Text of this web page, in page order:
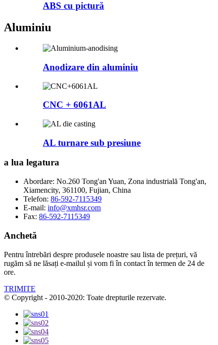
ABS cu pictură
Aluminiu
Anodizare din aluminiu
CNC + 6061AL
AL turnare sub presiune
a lua legatura
Abordare: No.260 Tong'an Yuan, Zona industrială Tong'an,
Xiamencity, 361100, Fujian, China
Telefon: 86-592-7115349
E-mail: info@xmhsr.com
Fax: 86-592-7115349
Anchetă
Pentru întrebări despre produsele noastre sau lista de prețuri, vă
rugăm să ne lăsați e-mailul și vom fi în contact în termen de 24 de
ore.
TRIMITE
© Copyright - 2010-2020: Toate drepturile rezervate.